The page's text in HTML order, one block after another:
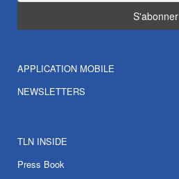
APPLICATION MOBILE
NEWSLETTERS
TLN INSIDE
Press Book